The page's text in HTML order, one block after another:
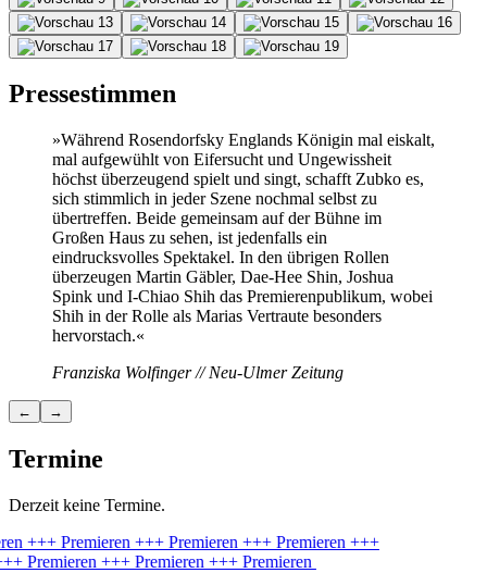
Pressestimmen
»Während Rosendorfsky Englands Königin mal eiskalt,
mal aufgewühlt von Eifersucht und Ungewissheit
höchst überzeugend spielt und singt, schafft Zubko es,
sich stimmlich in jeder Szene nochmal selbst zu
übertreffen. Beide gemeinsam auf der Bühne im
Großen Haus zu sehen, ist jedenfalls ein
eindrucksvolles Spektakel. In den übrigen Rollen
überzeugen Martin Gäbler, Dae-Hee Shin, Joshua
Spink und I-Chiao Shih das Premierenpublikum, wobei
Shih in der Rolle als Marias Vertraute besonders
hervorstach.«
Franziska Wolfinger // Neu-Ulmer Zeitung
← →
Termine
Derzeit keine Termine.
+++ Premieren +++ Premieren +++ Premieren +++
Premieren +++ Premieren +++ Premieren